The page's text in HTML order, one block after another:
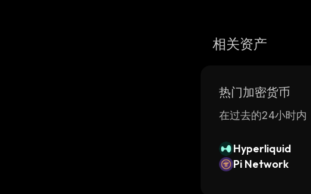
相关资产
热门加密货币
在过去的24小时内
Hyperliquid
Pi Network